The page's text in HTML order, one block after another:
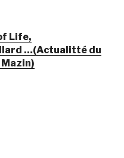
Life,
…(Actualitté du